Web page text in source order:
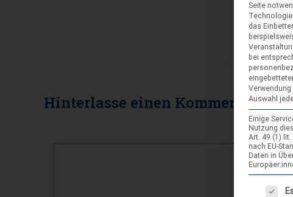
Hinterlasse einen Kommentar
Seite
das
bei
Auswahl
Einige
Nutzung
Art. 49 (1)
nach EU-
Daten in
Es folgt